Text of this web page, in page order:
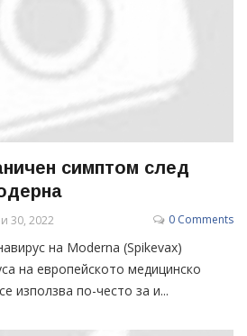
симптом след
30, 2022 0 Comments
на Moderna (Spikevax)
на европейското медицинско
използва по-често за и...